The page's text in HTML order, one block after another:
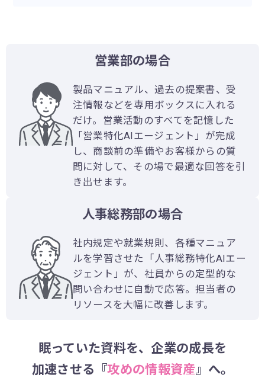
営業部の場合
製品マニュアル、過去の提案書、受
注情報などを専用ボックスに入れる
だけ。営業活動のすべてを記憶した
「営業特化AIエージェント」が完成
し、商談前の準備やお客様からの質
問に対して、その場で最適な回答を引
き出せます。
人事総務部の場合
社内規定や就業規則、各種マニュア
ルを学習させた「人事総務特化AIエー
ジェント」が、社員からの定型的な
問い合わせに自動で応答。担当者の
リソースを大幅に改善します。
眠っていた資料を、企業の成長を
加速させる『攻めの情報資産』へ。